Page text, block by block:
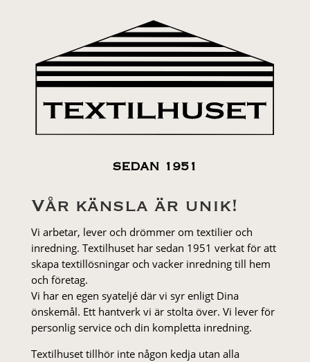
SEDAN 1951
Vår känsla är unik!
Vi arbetar, lever och drömmer om textilier och
inredning. Textilhuset har sedan 1951 verkat för att
skapa textillösningar och vacker inredning till hem
och företag.
Vi har en egen syateljé där vi syr enligt Dina
önskemål. Ett hantverk vi är stolta över. Vi lever för
personlig service och din kompletta inredning.
Textilhuset tillhör inte någon kedja utan alla